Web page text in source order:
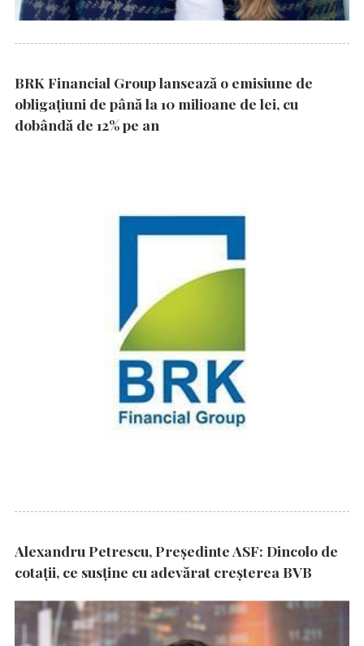
BRK Financial Group lansează o emisiune de
obligațiuni de până la 10 milioane de lei, cu
dobândă de 12% pe an
Alexandru Petrescu, Președinte ASF: Dincolo de
cotații, ce susține cu adevărat creșterea BVB